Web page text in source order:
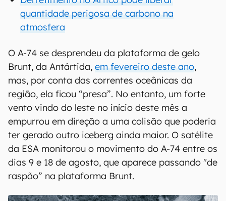
quantidade perigosa de carbono na
atmosfera
O A-74 se desprendeu da plataforma de gelo
Brunt, da Antártida, em fevereiro deste ano,
mas, por conta das correntes oceânicas da
região, ela ficou “presa”. No entanto, um forte
vento vindo do leste no início deste mês a
empurrou em direção a uma colisão que poderia
ter gerado outro iceberg ainda maior. O satélite
da ESA monitorou o movimento do A-74 entre os
dias 9 e 18 de agosto, que aparece passando "de
raspão” na plataforma Brunt.